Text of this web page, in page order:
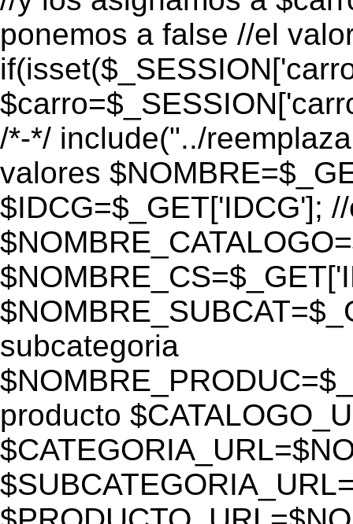
ponemos a false //el
/*-*/ include("../
valores
$IDCG=$_GET['IDCG'];
subcategoria
producto